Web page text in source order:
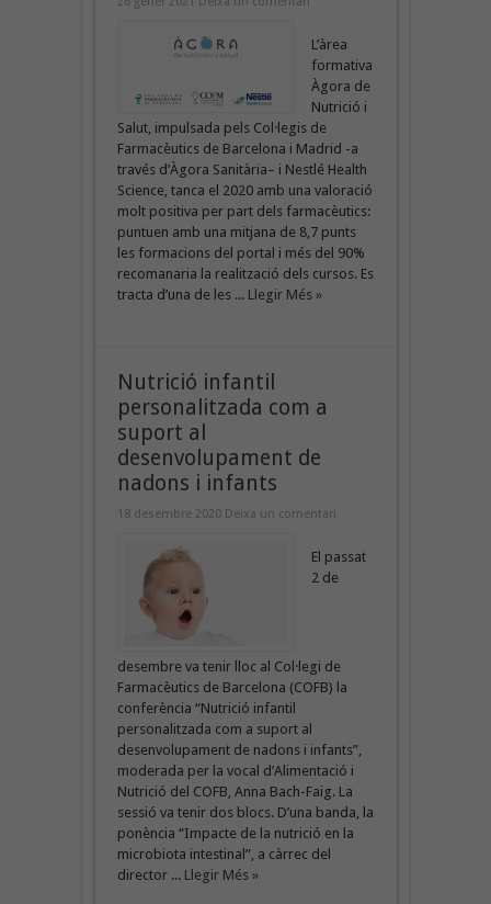
L’àrea
formativa
Àgora de
Nutrició i
Salut, impulsada pels Col·legis de
Farmacèutics de Barcelona i Madrid -a
través d’Àgora Sanitària– i Nestlé Health
Science, tanca el 2020 amb una valoració
molt positiva per part dels farmacèutics:
puntuen amb una mitjana de 8,7 punts
les formacions del portal i més del 90%
recomanaria la realització dels cursos. Es
tracta d’una de les ... Llegir Més »
Nutrició infantil
personalitzada com a
suport al
desenvolupament de
nadons i infants
18 desembre 2020 Deixa un comentari
El passat
2 de
desembre va tenir lloc al Col·legi de
Farmacèutics de Barcelona (COFB) la
conferència “Nutrició infantil
personalitzada com a suport al
desenvolupament de nadons i infants”,
moderada per la vocal d’Alimentació i
Nutrició del COFB, Anna Bach-Faig. La
sessió va tenir dos blocs. D’una banda, la
ponència “Impacte de la nutrició en la
microbiota intestinal”, a càrrec del
director ... Llegir Més »